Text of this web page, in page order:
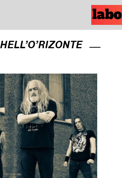
HELL’O’RIZONTE